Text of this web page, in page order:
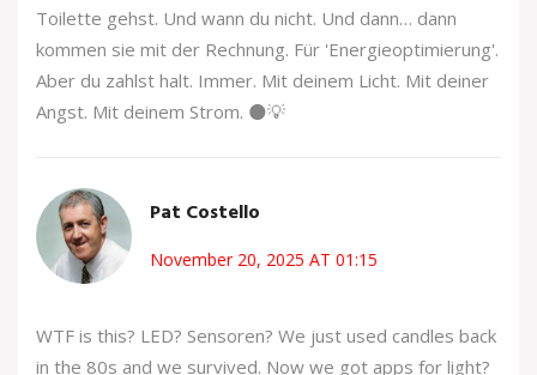
Toilette gehst. Und wann du nicht. Und dann… dann
kommen sie mit der Rechnung. Für 'Energieoptimierung'.
Aber du zahlst halt. Immer. Mit deinem Licht. Mit deiner
Angst. Mit deinem Strom. 🌑💡
Pat Costello
November 20, 2025 AT 01:15
WTF is this? LED? Sensoren? We just used candles back
in the 80s and we survived. Now we got apps for light?